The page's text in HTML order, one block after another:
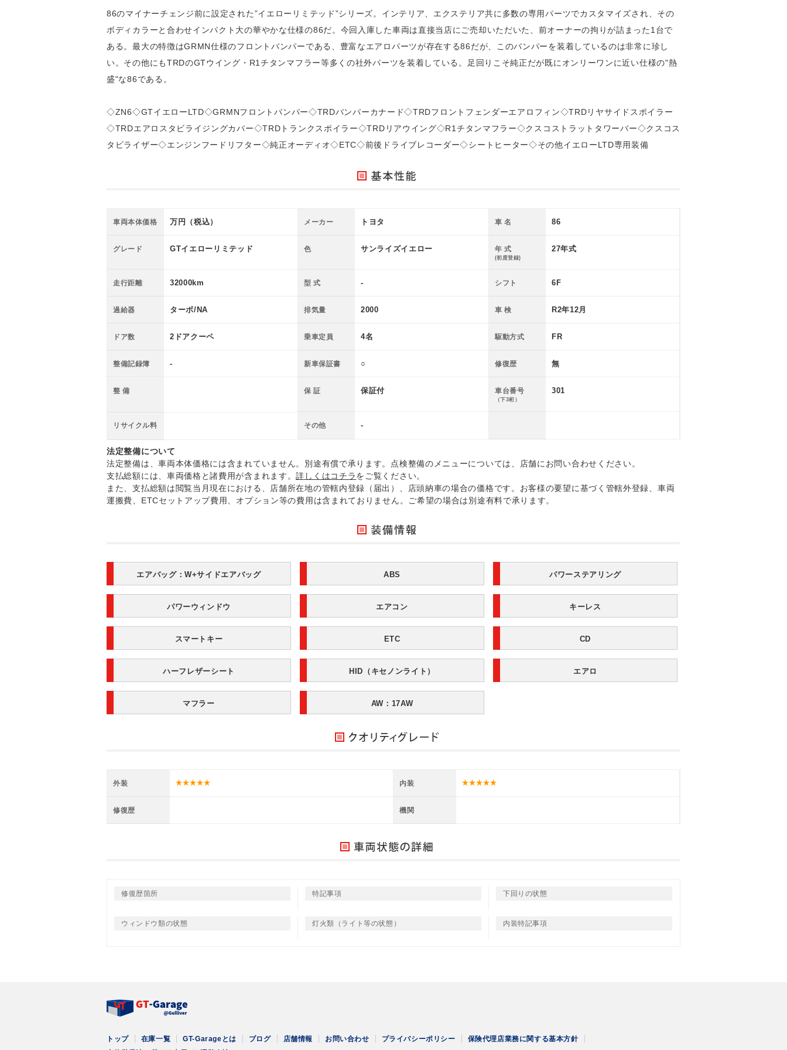
86のマイナーチェンジ前に設定された”イエローリミテッド”シリーズ。インテリア、エクステリア共に多数の専用パーツでカスタマイズされ、その
ボディカラーと合わせインパクト大の華やかな仕様の86だ。今回入庫した車両は直接当店にご売却いただいた、前オーナーの拘りが詰まった1台で
ある。最大の特徴はGRMN仕様のフロントバンパーである、豊富なエアロパーツが存在する86だが、このバンパーを装着しているのは非常に珍し
い。その他にもTRDのGTウイング・R1チタンマフラー等多くの社外パーツを装着している。足回りこそ純正だが既にオンリーワンに近い仕様の"熱
盛"な86である。
◇ZN6◇GTイエローLTD◇GRMNフロントバンパー◇TRDバンパーカナード◇TRDフロントフェンダーエアロフィン◇TRDリヤサイドスポイラー
◇TRDエアロスタビライジングカバー◇TRDトランクスポイラー◇TRDリアウイング◇R1チタンマフラー◇クスコストラットタワーバー◇クスコス
タビライザー◇エンジンフードリフター◇純正オーディオ◇ETC◇前後ドライブレコーダー◇シートヒーター◇その他イエローLTD専用装備
車両本体価格 万円（税込） メーカー トヨタ 車 名 86
グレード GTイエローリミテッド 色 サンライズイエロー 年 式
(初度登録)
27年式
走行距離 32000km 型 式 - シフト 6F
過給器 ターボ/NA 排気量 2000 車 検 R2年12月
ドア数 2ドアクーペ 乗車定員 4名 駆動方式 FR
整備記録簿 - 新車保証書 ○ 修復歴 無
整 備 保 証 保証付 車台番号
（下3桁）
301
リサイクル料 その他 -
法定整備について
法定整備は、車両本体価格には含まれていません。別途有償で承ります。点検整備のメニューについては、店舗にお問い合わせください。
支払総額には、車両価格と諸費用が含まれます。詳しくはコチラをご覧ください。
また、支払総額は閲覧当月現在における、店舗所在地の管轄内登録（届出）、店頭納車の場合の価格です。お客様の要望に基づく管轄外登録、車両
運搬費、ETCセットアップ費用、オプション等の費用は含まれておりません。ご希望の場合は別途有料で承ります。
エアバッグ：W+サイドエアバッグ ABS パワーステアリング
パワーウィンドウ エアコン キーレス
スマートキー ETC CD
ハーフレザーシート HID（キセノンライト） エアロ
マフラー AW：17AW
外装 内装
修復歴 機関
修復歴箇所 特記事項 下回りの状態
ウィンドウ類の状態 灯火類（ライト等の状態） 内装特記事項
トップ 在庫一覧 GT-Garageとは ブログ 店舗情報 お問い合わせ プライバシーポリシー 保険代理店業務に関する基本方針